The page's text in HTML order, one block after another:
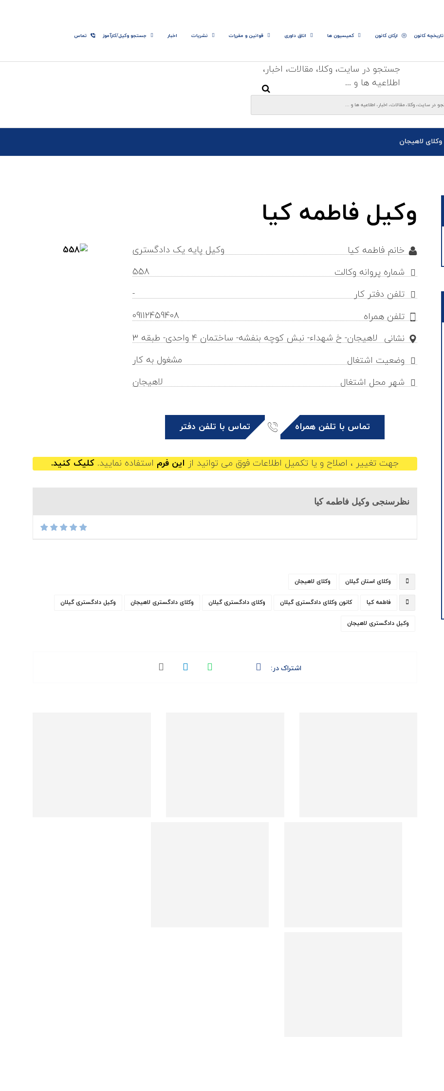
تاریخچه کانون ارکان کانون کمیسیون ها اتاق داوری قوانین و مقررات نشریات اخبار جستجو وکیل/کارآموز تماس
جستجو در سایت، وکلا، مقالات، اخبار،
اطلاعیه ها و ...
وکلای لاهیجان
وکیل فاطمه کیا
خانم فاطمه کیا
وکیل پایه یک دادگستری
شماره پروانه وکالت
558
تلفن دفتر کار
-
تلفن همراه
09112459408
نشانی
لاهیجان- خ شهداء- نبش کوچه بنفشه- ساختمان ۴ واحدی- طبقه ۳
وضعیت اشتغال
مشغول به کار
شهر محل اشتغال
لاهیجان
تماس با تلفن همراه تماس با تلفن دفتر
جهت تغییر ، اصلاح و یا تکمیل اطلاعات فوق می توانید از این فرم استفاده نمایید. کلیک کنید.
نظرسنجی وکیل فاطمه کیا
وکلای استان گیلان وکلای لاهیجان
فاطمه کیا کانون وکلای دادگستری گیلان وکلای دادگستری گیلان وکلای دادگستری لاهیجان وکیل دادگستری گیلان
وکیل دادگستری لاهیجان